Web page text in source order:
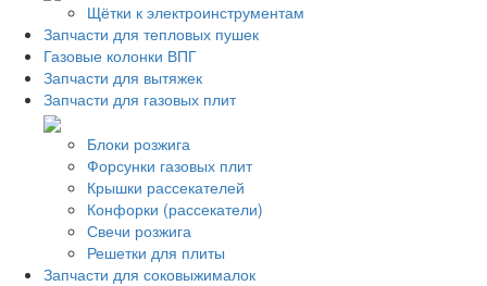
Щётки к электроинструментам
Запчасти для тепловых пушек
Газовые колонки ВПГ
Запчасти для вытяжек
Запчасти для газовых плит
Блоки розжига
Форсунки газовых плит
Крышки рассекателей
Конфорки (рассекатели)
Свечи розжига
Решетки для плиты
Запчасти для соковыжималок